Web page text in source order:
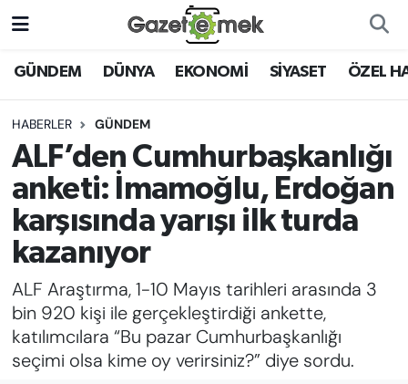
GÜNDEM DÜNYA EKONOMİ SİYASET ÖZEL
HABERLER GÜNDEM
ALF’den Cumhurbaşkanlığı
anketi: İmamoğlu, Erdoğan
karşısında yarışı ilk turda
kazanıyor
ALF Araştırma, 1-10 Mayıs tarihleri arasında 3
bin 920 kişi ile gerçekleştirdiği ankette,
katılımcılara “Bu pazar Cumhurbaşkanlığı
seçimi olsa kime oy verirsiniz?” diye sordu.
DÜNYA
EKONOMİ
EMEK HABERLERİ
YENİ MEDYADA EMEK
GAZETECİLİĞİNİ GELİŞTİRMEK
FAYDALI BİLGİLER
GÜNDEM
EĞİTİM
Nöbetçi Eczaneler
Hava Durumu
İstanbul Namaz Vakitleri
Trafik Durumu
Süper Lig Puan Durumu ve Fikstür
Tüm Manşetler
Son Dakika Haberleri